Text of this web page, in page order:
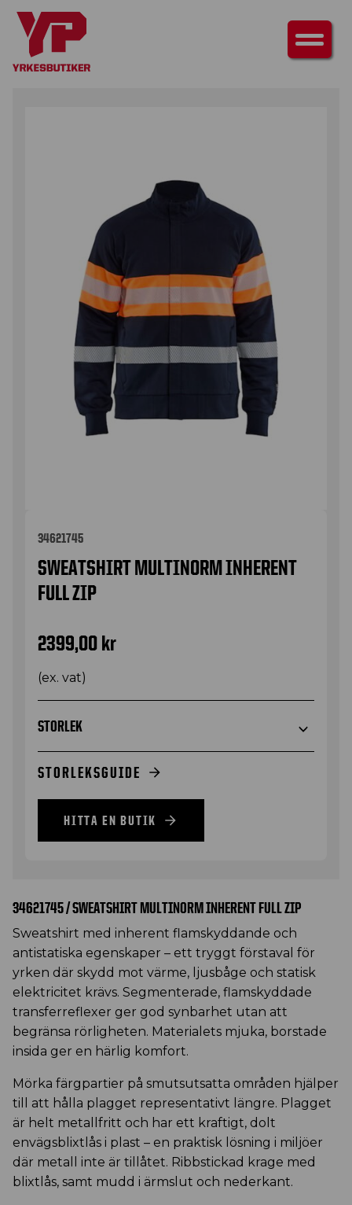
HEM ÖVERDELAR
/ SWEATSHIRT MULTINORM INHERENT FULL
ZIP
34621745
SWEATSHIRT MULTINORM INHERENT
FULL ZIP
2399,00 kr
(ex. vat)
STORLEK
STORLEKSGUIDE
HITTA EN BUTIK
34621745 / SWEATSHIRT MULTINORM INHERENT FULL ZIP
Sweatshirt med inherent flamskyddande och
antistatiska egenskaper – ett tryggt förstaval för
yrken där skydd mot värme, ljusbåge och statisk
elektricitet krävs. Segmenterade, flamskyddade
transferreflexer ger god synbarhet utan att
begränsa rörligheten. Materialets mjuka, borstade
insida ger en härlig komfort.
Mörka färgpartier på smutsutsatta områden hjälper
till att hålla plagget representativt längre. Plagget
är helt metallfritt och har ett kraftigt, dolt
envägsblixtlås i plast – en praktisk lösning i miljöer
där metall inte är tillåtet. Ribbstickad krage med
blixtlås, samt mudd i ärmslut och nederkant.